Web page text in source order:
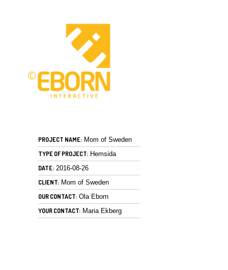
PROJECT NAME: Mom of Sweden
TYPE OF PROJECT: Hemsida
DATE: 2016-08-26
CLIENT: Mom of Sweden
OUR CONTACT: Ola Eborn
YOUR CONTACT: Maria Ekberg